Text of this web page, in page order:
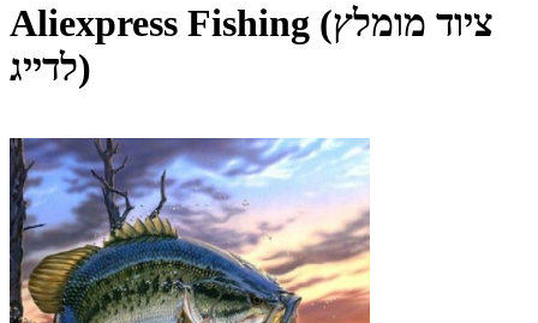
Aliexpress Fishing (ציוד מומלץ
לדייג)